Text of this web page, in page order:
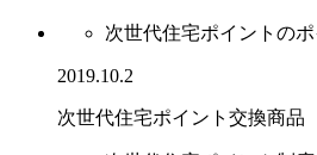
次世代住宅ポイントの
2019.10.2
次世代住宅ポイント交換商品